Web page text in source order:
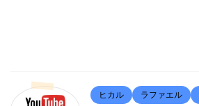
ヒカル ラファエル